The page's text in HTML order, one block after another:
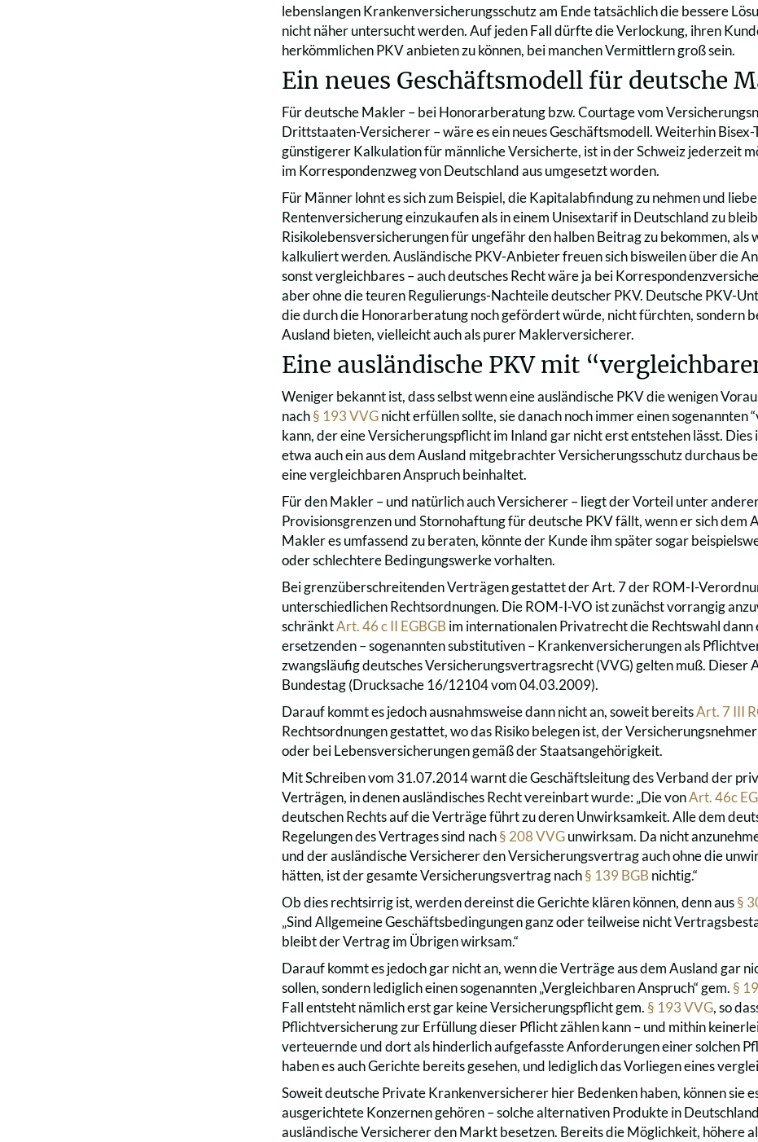
lebenslangen Krankenversicherungsschutz am Ende tatsächlich die bessere
nicht näher untersucht werden. Auf jeden Fall dürfte die Verlockung, ihren
herkömmlichen PKV anbieten zu können, bei manchen Vermittlern groß sein.
Ein neues Geschäftsmodell für deutsche
Für deutsche Makler – bei Honorarberatung bzw. Courtage vom
Drittstaaten-Versicherer – wäre es ein neues Geschäftsmodell. Weiterhin
günstigerer Kalkulation für männliche Versicherte, ist in der Schweiz jederzeit
im Korrespondenzweg von Deutschland aus umgesetzt worden.
Für Männer lohnt es sich zum Beispiel, die Kapitalabfindung zu nehmen und
Rentenversicherung einzukaufen als in einem Unisextarif in Deutschland zu
Risikolebensversicherungen für ungefähr den halben Beitrag zu bekommen, als
kalkuliert werden. Ausländische PKV-Anbieter freuen sich bisweilen über die
sonst vergleichbares – auch deutsches Recht wäre ja bei
aber ohne die teuren Regulierungs-Nachteile deutscher PKV. Deutsche PKV-
die durch die Honorarberatung noch gefördert würde, nicht fürchten, sondern
Ausland bieten, vielleicht auch als purer Maklerversicherer.
Eine ausländische PKV mit
Weniger bekannt ist, dass selbst wenn eine ausländische PKV die wenigen
nach§ 193 VVGnicht erfüllen sollte, sie danach noch immer einen sogenannten
kann, der eine Versicherungspflicht im Inland gar nicht erst entstehen lässt.
etwa auch ein aus dem Ausland mitgebrachter Versicherungsschutz durchaus
eine vergleichbaren Anspruch beinhaltet.
Für den Makler – und natürlich auch Versicherer – liegt der Vorteil unter
Provisionsgrenzen und Stornohaftung für deutsche PKV fällt, wenn er sich dem
Makler es umfassend zu beraten, könnte der Kunde ihm später sogar
oder schlechtere Bedingungswerke vorhalten.
Bei grenzüberschreitenden Verträgen gestattet der Art. 7 der ROM-I-
unterschiedlichen Rechtsordnungen. Die ROM-I-VO ist zunächst vorrangig
schränktArt. 46 c II EGBGB im internationalen Privatrecht die Rechtswahl dann
ersetzenden – sogenannten substitutiven – Krankenversicherungen als
zwangsläufig deutsches Versicherungsvertragsrecht (VVG) gelten muß. Dieser
Bundestag (Drucksache 16/12104 vom 04.03.2009).
Darauf kommt es jedoch ausnahmsweise dann nicht an, soweit bereitsArt. 7 III
Rechtsordnungen gestattet, wo das Risiko belegen ist, der
oder bei Lebensversicherungen gemäß der Staatsangehörigkeit.
Mit Schreiben vom 31.07.2014 warnt die Geschäftsleitung des Verband der
Verträgen, in denen ausländisches Recht vereinbart wurde: „Die vonArt. 46c
deutschen Rechts auf die Verträge führt zu deren Unwirksamkeit. Alle dem
Regelungen des Vertrages sind nach§ 208 VVGunwirksam. Da nicht
und der ausländische Versicherer den Versicherungsvertrag auch ohne die
hätten, ist der gesamte Versicherungsvertrag nach§ 139 BGB nichtig.“
Ob dies rechtsirrig ist, werden dereinst die Gerichte klären können, denn aus§
„Sind Allgemeine Geschäftsbedingungen ganz oder teilweise nicht
bleibt der Vertrag im Übrigen wirksam.“
Darauf kommt es jedoch gar nicht an, wenn die Verträge aus dem Ausland gar
sollen, sondern lediglich einen sogenannten „Vergleichbaren Anspruch“ gem. §
Fall entsteht nämlich erst gar keine Versicherungspflicht gem. § 193 VVG, so
Pflichtversicherung zur Erfüllung dieser Pflicht zählen kann – und mithin
verteuernde und dort als hinderlich aufgefasste Anforderungen einer solchen
haben es auch Gerichte bereits gesehen, und lediglich das Vorliegen eines
Soweit deutsche Private Krankenversicherer hier Bedenken haben, können sie
ausgerichtete Konzernen gehören – solche alternativen Produkte in
ausländische Versicherer den Markt besetzen. Bereits die Möglichkeit, höhere